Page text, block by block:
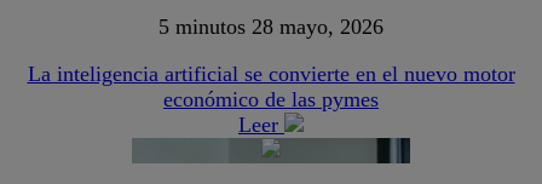
5 minutos 28 mayo, 2026
La inteligencia artificial se convierte en el nuevo motor
económico de las pymes
Leer